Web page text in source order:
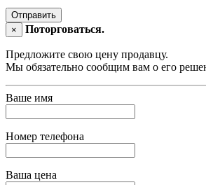
Отправить
×
Поторговаться.
Предложите свою цену продавцу.
Мы обязательно сообщим вам о его
Ваше имя
Номер телефона
Ваша цена